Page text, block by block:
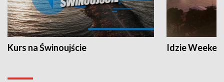
Kurs na Świnoujście Idzie